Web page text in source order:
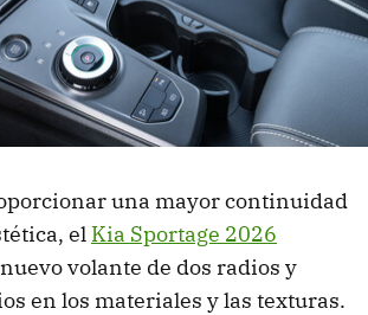
una mayor continuidad
el Kia Sportage 2026
volante de dos radios y
en los materiales y las texturas.